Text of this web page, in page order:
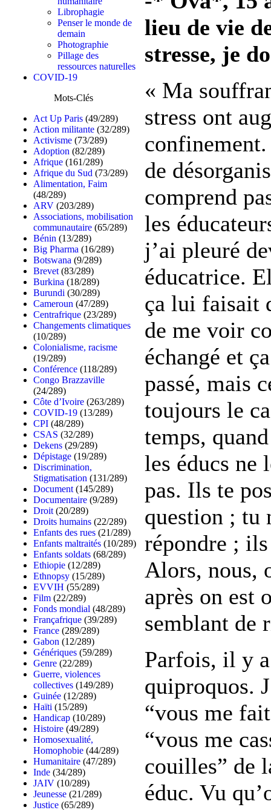
Librophagie
Penser le monde de
demain
Photographie
Pillage des
ressources naturelles
COVID-19
Mots-Clés
Act Up Paris (49/289)
Action militante (32/289)
Activisme (73/289)
Adoption (82/289)
Afrique (161/289)
Afrique du Sud (73/289)
Alimentation, Faim
(48/289)
ARV (203/289)
Associations, mobilisation
communautaire (65/289)
Bénin (13/289)
Big Pharma (16/289)
Botswana (9/289)
Brevet (83/289)
Burkina (18/289)
Burundi (30/289)
Cameroun (47/289)
Centrafrique (23/289)
Changements climatiques
(10/289)
Colonialisme, racisme
(19/289)
Conférence (118/289)
Congo Brazzaville
(24/289)
Côte d’Ivoire (263/289)
COVID-19 (13/289)
CPI (48/289)
CSAS (32/289)
Dekens (29/289)
Dépistage (19/289)
Discrimination,
Stigmatisation (131/289)
Document (145/289)
Documentaire (9/289)
Droit (20/289)
Droits humains (22/289)
Enfants des rues (21/289)
Enfants maltraités (10/289)
Enfants soldats (68/289)
Ethiopie (12/289)
Ethnopsy (15/289)
EVVIH (55/289)
Film (22/289)
Fonds mondial (48/289)
Françafrique (39/289)
France (289/289)
Gabon (12/289)
Génériques (59/289)
Genre (22/289)
Guerre, violences
collectives (149/289)
Guinée (12/289)
Haïti (15/289)
Handicap (10/289)
Histoire (49/289)
Homosexualité,
Homophobie (44/289)
Humanitaire (47/289)
Inde (34/289)
JAIV (10/289)
Jeunesse (21/289)
Justice (65/289)
lieu de vie
stresse, je
« Ma
stress ont
de
comprend
les
j’ai pleuré
éducatrice.
ça lui faisait
de me voir
échangé et
passé, mais
toujours le
temps,
les éducs ne
pas. Ils te
question ; tu
répondre ;
Alors, nous,
après on est
semblant de
Parfois, il y
quiproquos.
“vous me
“vous me
couilles” de
éduc. Vu